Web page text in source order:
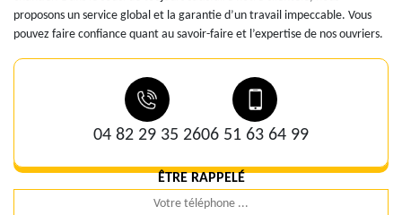
proposons un service global et la garantie d’un travail impeccable. Vous
pouvez faire confiance quant au savoir-faire et l’expertise de nos ouvriers.
04 82 29 35 2606 51 63 64 99
ÊTRE RAPPELÉ